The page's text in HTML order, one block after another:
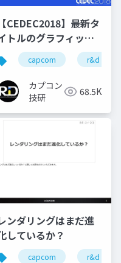
re engine r&d
【CEDEC2018】最新タ
トルのグラフィック
最適化事例
capcom r&d
カプコン
技研
68.5K
カプコン カプコン技研
ンダリングはまだ進
しているか？
capcom r&d